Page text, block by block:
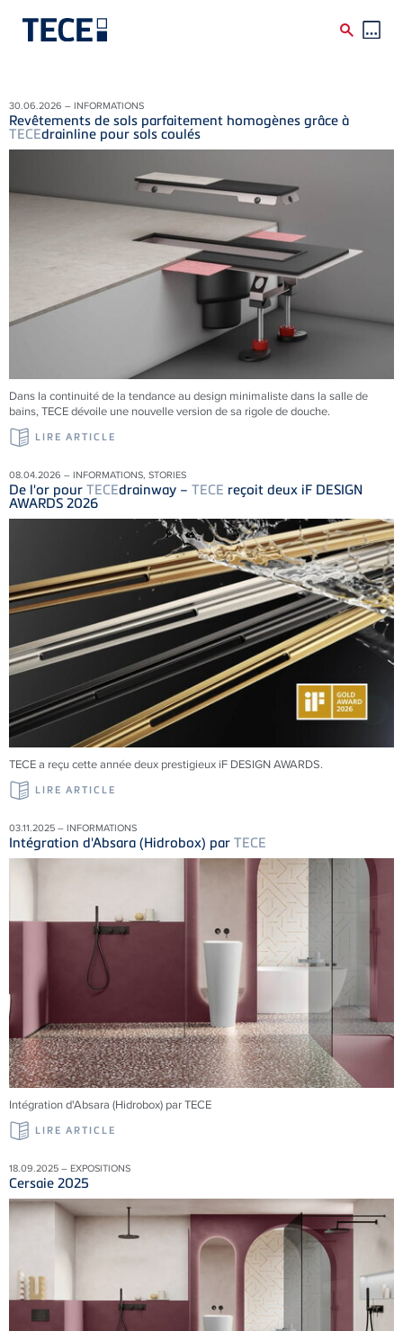
30.06.2026 – INFORMATIONS
Revêtements de sols parfaitement homogènes grâce à
TECEdrainline pour sols coulés
Dans la continuité de la tendance au design minimaliste dans la salle de
bains, TECE dévoile une nouvelle version de sa rigole de douche.
LIRE ARTICLE
08.04.2026 – INFORMATIONS, STORIES
De l'or pour TECEdrainway – TECE reçoit deux iF DESIGN
AWARDS 2026
TECE a reçu cette année deux prestigieux iF DESIGN AWARDS.
LIRE ARTICLE
03.11.2025 – INFORMATIONS
Intégration d'Absara (Hidrobox) par TECE
Intégration d'Absara (Hidrobox) par TECE
LIRE ARTICLE
18.09.2025 – EXPOSITIONS
Cersaie 2025